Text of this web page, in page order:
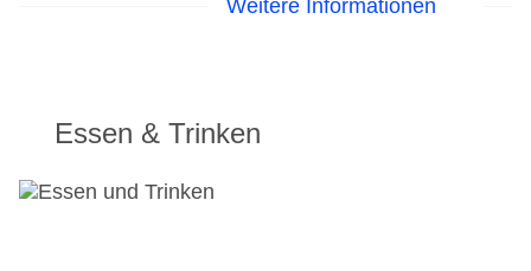
Weitere Informationen
Essen & Trinken